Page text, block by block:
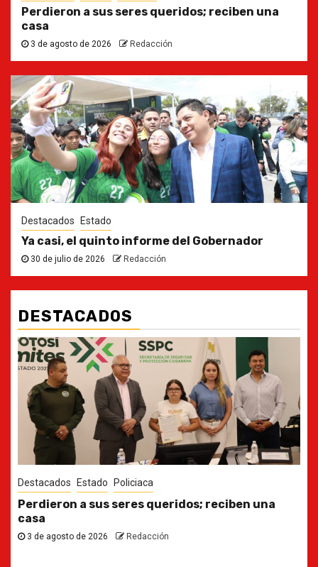
Perdieron a sus seres queridos; reciben una
casa
3 de agosto de 2026 Redacción
Destacados Estado
Ya casi, el quinto informe del Gobernador
30 de julio de 2026 Redacción
DESTACADOS
Destacados Estado
Ya casi, el quinto informe del Gobernador
30 de julio de 2026